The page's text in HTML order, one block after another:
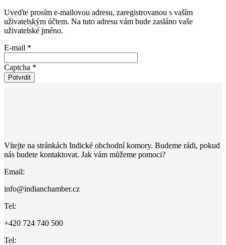
Uveďte prosím e-mailovou adresu, zaregistrovanou s vaším
uživatelským účtem. Na tuto adresu vám bude zasláno vaše
uživatelské jméno.
E-mail *
Captcha *
Potvrdit
Vítejte na stránkách Indické obchodní komory. Budeme rádi, pokud
nás budete kontaktovat. Jak vám můžeme pomoci?
Email:
info@indianchamber.cz
Tel:
+420 724 740 500
Tel: